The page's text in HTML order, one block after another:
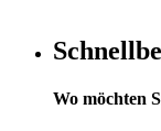
Wo möchten